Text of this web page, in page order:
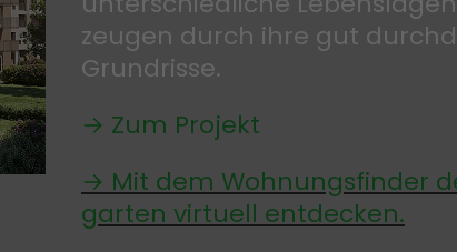
zeugen durch ihre gut
Grund­risse.
→ Zum Projekt
→ Mit dem Wohnungs­finder
garten virtuell entde­cken.